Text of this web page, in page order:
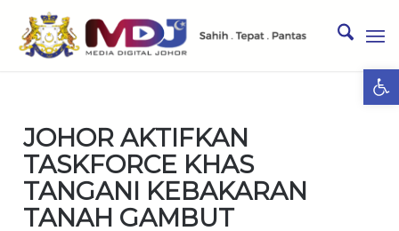
JOHOR AKTIFKAN
TASKFORCE KHAS
TANGANI KEBAKARAN
TANAH GAMBUT